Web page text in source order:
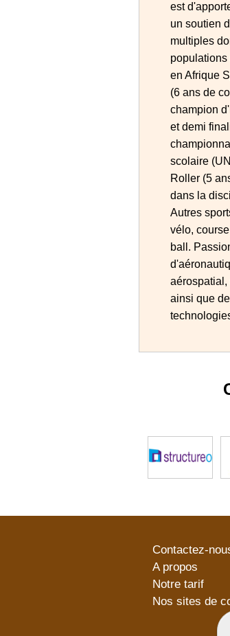
est
un soutien
multiples
en Afrique
(6 ans de
champion
et demi
scolaire
Roller (5
dans la
Autres
vélo,
ball.
aérospatial,
ainsi que
Contactez-
A propos
Notre tarif
Nos sites de